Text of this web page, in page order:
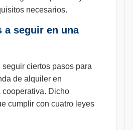
necesarios.
a seguir en una
ciertos pasos para
de alquiler en
Dicho
cumplir con cuatro leyes